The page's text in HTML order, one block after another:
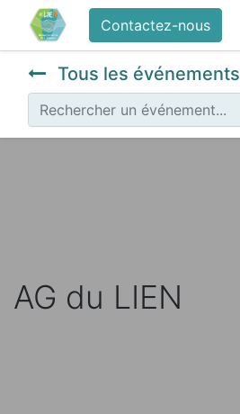
Contactez-nous
Tous les événements
AG du LIEN